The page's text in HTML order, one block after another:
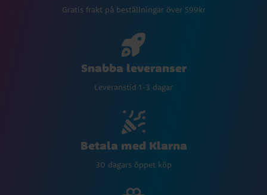
Gratis frakt på beställningar över 599kr
Snabba leveranser
Leveranstid 1-3 dagar
Betala med Klarna
30 dagars öppet köp